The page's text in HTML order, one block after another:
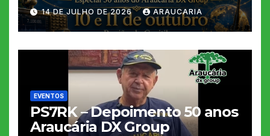
14 DE JULHO DE 2026 ARAUCARIA
EVENTOS
PS7RK – Depoimento 50 anos
Araucária DX Group